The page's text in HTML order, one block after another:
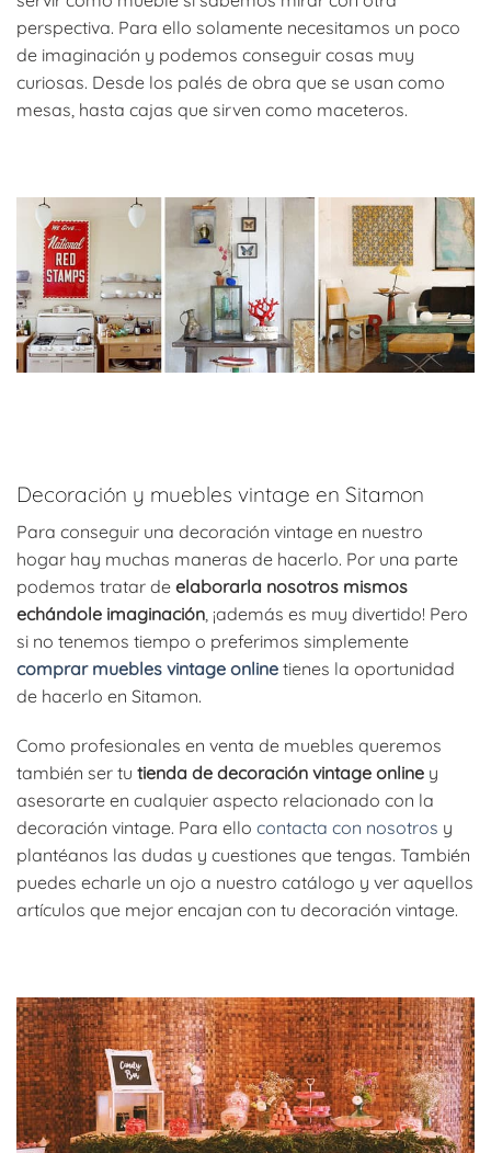
perspectiva. Para ello solamente necesitamos un poco
de imaginación y podemos conseguir cosas muy
curiosas. Desde los palés de obra que se usan como
mesas, hasta cajas que sirven como maceteros.
Decoración y muebles vintage en Sitamon
Para conseguir una decoración vintage en nuestro
hogar hay muchas maneras de hacerlo. Por una parte
podemos tratar de elaborarla nosotros mismos
echándole imaginación , ¡además es muy divertido! Pero
si no tenemos tiempo o preferimos simplemente
comprar muebles vintage online tienes la oportunidad
de hacerlo en Sitamon.
Como profesionales en venta de muebles queremos
también ser tu tienda de decoración vintage online y
asesorarte en cualquier aspecto relacionado con la
decoración vintage. Para ello contacta con nosotros y
plantéanos las dudas y cuestiones que tengas. También
puedes echarle un ojo a nuestro catálogo y ver aquellos
artículos que mejor encajan con tu decoración vintage.